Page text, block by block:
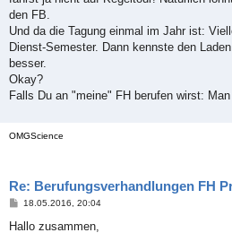
den FB.
Und da die Tagung einmal im Jahr ist:
Dienst-Semester. Dann kennste den
besser.
Okay?
Falls Du an "meine" FH berufen wirst:
OMGScience
Re: Berufungsverhandlungen FH
B
i
18.05.2016, 20:04
Hallo zusammen,